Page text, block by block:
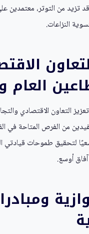
تزيد من التوتر، معتمدين
النزاعات.
العام
التعاون الاقتصادي
من الفرص المتاحة في
لتحقيق طموحات قيادتي
أوسع.